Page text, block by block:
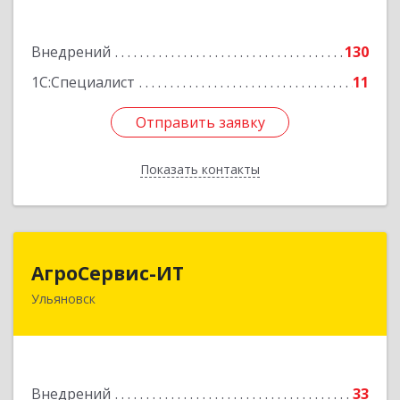
Внедрений
130
1С:Специалист
11
Отправить заявку
Показать контакты
Отправить заявку
Назад
АгроСервис-ИТ
Ульяновск
Внедрений
33